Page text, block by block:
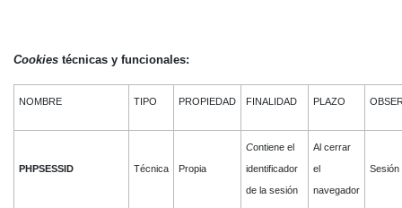
Cookies técnicas y funcionales:
NOMBRE TIPO PROPIEDAD FINALIDAD PLAZO
PHPSESSID Técnica Propia
Contiene el
identificador
de la sesión
Al cerrar
el
navegador
Sesión